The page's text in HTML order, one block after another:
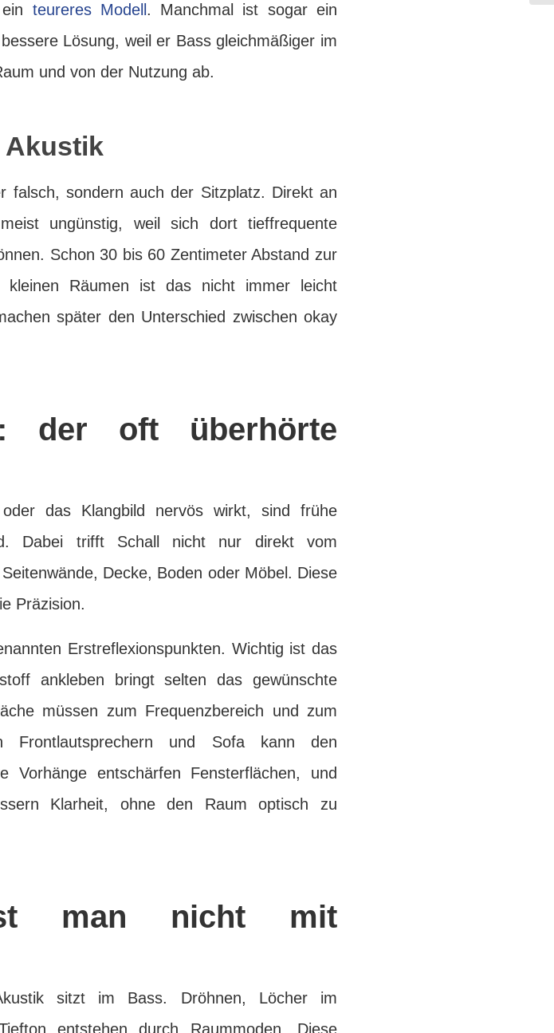
teureres Modell . Manchmal ist sogar ein
Lösung, weil er Bass gleichmäßiger im
und von der Nutzung ab.
Akustik
falsch, sondern auch der Sitzplatz. Direkt an
ungünstig, weil sich dort tieffrequente
Schon 30 bis 60 Zentimeter Abstand zur
Räumen ist das nicht immer leicht
später den Unterschied zwischen okay
der oft überhörte
das Klangbild nervös wirkt, sind frühe
Dabei trifft Schall nicht nur direkt vom
Decke, Boden oder Möbel. Diese
Präzision.
Erstreflexionspunkten. Wichtig ist das
ankleben bringt selten das gewünschte
müssen zum Frequenzbereich und zum
Frontlautsprechern und Sofa kann den
Vorhänge entschärfen Fensterflächen, und
Klarheit, ohne den Raum optisch zu
man nicht mit
sitzt im Bass. Dröhnen, Löcher im
entstehen durch Raummoden. Diese